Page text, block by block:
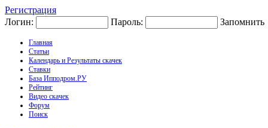
Регистрация
Логин:
Пароль: Запомнить
Главная
Статьи
Календарь и Результаты скачек
Ставки
База Ипподром.РУ
Рейтинг
Видео скачек
Форум
Поиск